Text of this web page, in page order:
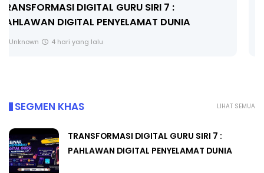
MAJLIS ANUGERAH FFK (FESTIVAL LENSA
PENDIDIKAN - FLeP) 2026
Unknown 5 hari yang lalu
LIHAT SEMUA
SEGMEN KHAS
TRANSFORMASI DIGITAL GURU SIRI 7 :
PAHLAWAN DIGITAL PENYELAMAT DUNIA